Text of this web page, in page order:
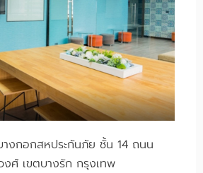
างกอกสหประกันภัย ชั้น 14 ถนน
ศ์ เขตบางรัก กรุงเทพ